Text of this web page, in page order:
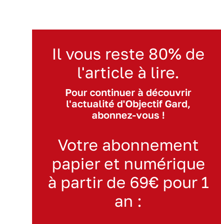
Il vous reste 80% de
l'article à lire.
Pour continuer à découvrir
l'actualité d'Objectif Gard,
abonnez-vous !
Votre abonnement
papier et numérique
à partir de 69€ pour 1
an :